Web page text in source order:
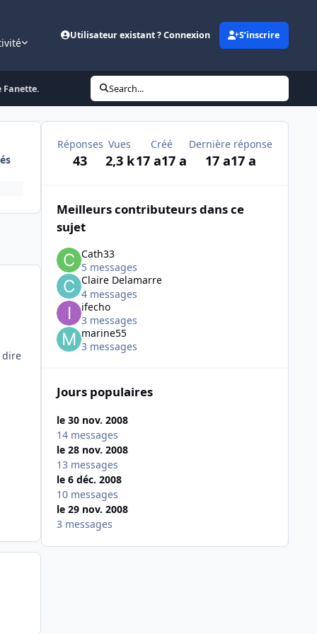
Utilisateur existant ? Connexion S’inscrire
Fanette. Search...
dire
Réponses
43
Vues
2,3 k
Créé
17 a17 a
Dernière réponse
17 a17 a
Meilleurs contributeurs dans ce
sujet
Cath33
5 messages
Claire Delamarre
4 messages
ifecho
3 messages
marine55
3 messages
Jours populaires
le 30 nov. 2008
14 messages
le 28 nov. 2008
13 messages
le 6 déc. 2008
10 messages
le 29 nov. 2008
3 messages